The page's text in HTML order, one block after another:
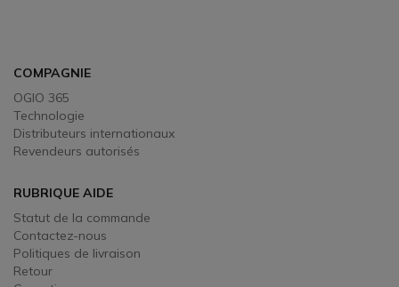
COMPAGNIE
OGIO 365
Technologie
Distributeurs internationaux
Revendeurs autorisés
RUBRIQUE AIDE
Statut de la commande
Contactez-nous
Politiques de livraison
Retour